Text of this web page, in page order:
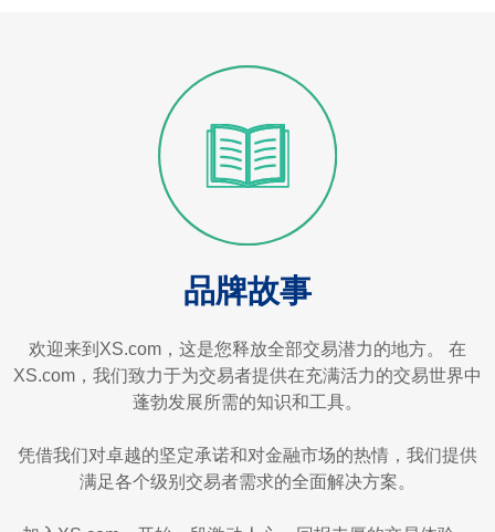
品牌故事
欢迎来到XS.com，这是您释放全部交易潜力的地方。 在
XS.com，我们致力于为交易者提供在充满活力的交易世界中
蓬勃发展所需的知识和工具。
凭借我们对卓越的坚定承诺和对金融市场的热情，我们提供
满足各个级别交易者需求的全面解决方案。